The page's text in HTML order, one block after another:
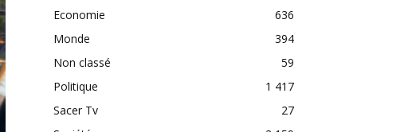
Economie
636
Monde
394
Non classé
59
Politique
1 417
Sacer Tv
27